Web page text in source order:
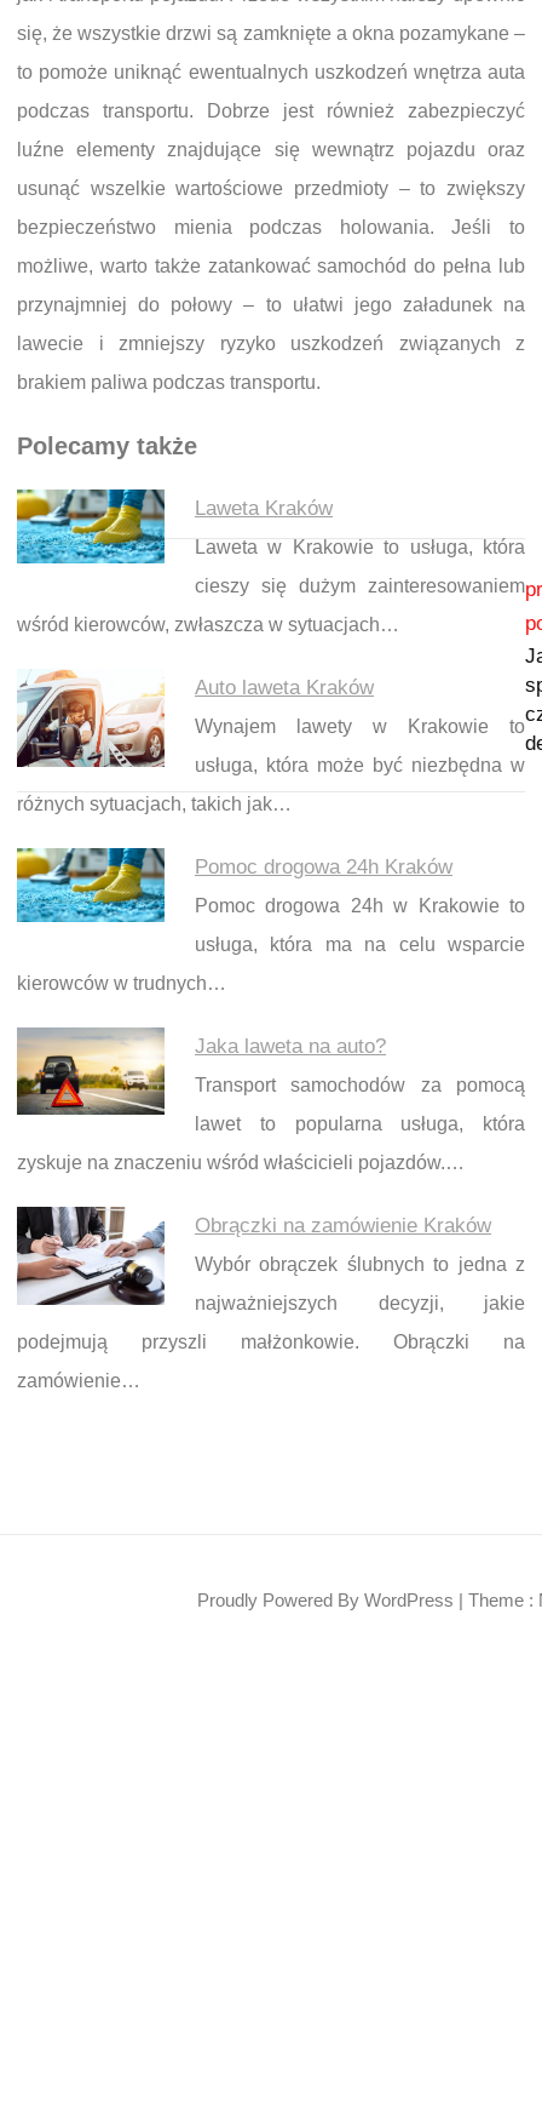
się, że wszystkie drzwi są zamknięte a okna pozamykane –
to pomoże uniknąć ewentualnych uszkodzeń wnętrza auta
podczas transportu. Dobrze jest również zabezpieczyć
luźne elementy znajdujące się wewnątrz pojazdu oraz
usunąć wszelkie wartościowe przedmioty – to zwiększy
bezpieczeństwo mienia podczas holowania. Jeśli to
możliwe, warto także zatankować samochód do pełna lub
przynajmniej do połowy – to ułatwi jego załadunek na
lawecie i zmniejszy ryzyko uszkodzeń związanych z
brakiem paliwa podczas transportu.
Polecamy także
Laweta Kraków
Laweta w Krakowie to usługa, która
cieszy się dużym zainteresowaniem
wśród kierowców, zwłaszcza w sytuacjach…
Auto laweta Kraków
Wynajem lawety w Krakowie to
usługa, która może być niezbędna w
różnych sytuacjach, takich jak…
Pomoc drogowa 24h Kraków
Pomoc drogowa 24h w Krakowie to
usługa, która ma na celu wsparcie
kierowców w trudnych…
Jaka laweta na auto?
Transport samochodów za pomocą
lawet to popularna usługa, która
zyskuje na znaczeniu wśród właścicieli pojazdów.…
Obrączki na zamówienie Kraków
Wybór obrączek ślubnych to jedna z
najważniejszych decyzji, jakie
podejmują przyszli małżonkowie. Obrączki na
zamówienie…
Nawigacja wpisu
Proudly Powered By WordPress | Theme :